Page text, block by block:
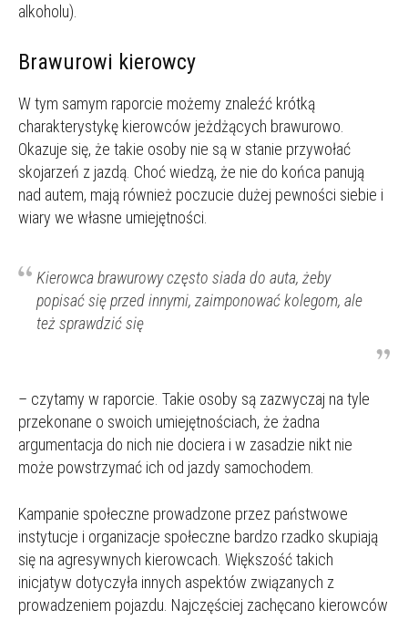
alkoholu).
Brawurowi kierowcy
W tym samym raporcie możemy znaleźć krótką
charakterystykę kierowców jeżdżących brawurowo.
Okazuje się, że takie osoby nie są w stanie przywołać
skojarzeń z jazdą. Choć wiedzą, że nie do końca panują
nad autem, mają również poczucie dużej pewności siebie i
wiary we własne umiejętności.
Kierowca brawurowy często siada do auta, żeby
popisać się przed innymi, zaimponować kolegom, ale
też sprawdzić się
– czytamy w raporcie. Takie osoby są zazwyczaj na tyle
przekonane o swoich umiejętnościach, że żadna
argumentacja do nich nie dociera i w zasadzie nikt nie
może powstrzymać ich od jazdy samochodem.
Kampanie społeczne prowadzone przez państwowe
instytucje i organizacje społeczne bardzo rzadko skupiają
się na agresywnych kierowcach. Większość takich
inicjatyw dotyczyła innych aspektów związanych z
prowadzeniem pojazdu. Najczęściej zachęcano kierowców